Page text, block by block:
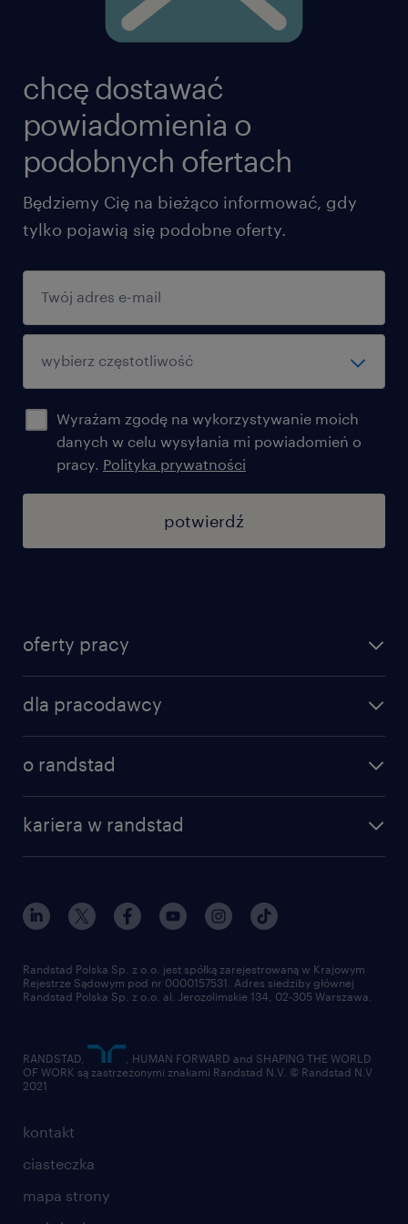
chcę dostawać
powiadomienia o
podobnych ofertach
Będziemy Cię na bieżąco informować, gdy
tylko pojawią się podobne oferty.
Wyrażam zgodę na wykorzystywanie moich
danych w celu wysyłania mi powiadomień o
pracy. Polityka prywatności
potwierdź
oferty pracy
specjalizacje
praca w amazon
dla pracodawcy
o randstad
dla mediów
dla dostawców
kariera w randstad
nasz świat
pracuj w randstad
złóż CV
kontakt
ciasteczka
mapa strony
Randstad Polska Sp. z o.o. jest spółką zarejestrowaną w Krajowym
Rejestrze Sądowym pod nr 0000157531. Adres siedziby głównej
Randstad Polska Sp. z o.o. al. Jerozolimskie 134, 02-305 Warszawa.
RANDSTAD,
, HUMAN FORWARD and SHAPING THE WORLD
OF WORK są zastrzeżonymi znakami Randstad N.V. © Randstad N.V
2021